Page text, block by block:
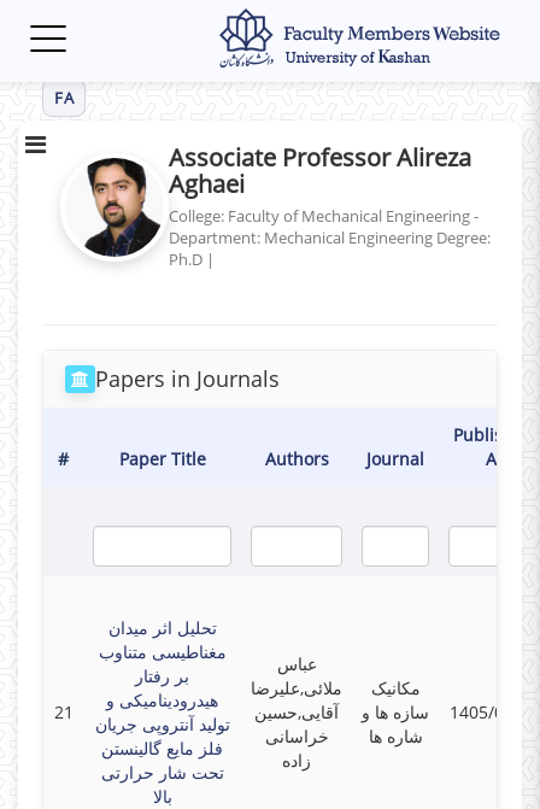
Toggle
FA
Associate Professor Alireza
Aghaei
College: Faculty of Mechanical Engineering -
Department: Mechanical Engineering Degree:
Ph.D |
Papers in Journals
# Paper Title Authors Journal
Published
At
21
تحلیل اثر میدان
مغناطیسی متناوب
بر رفتار
هیدرودینامیکی و
تولید آنتروپی جریان
فلز مایع گالینستن
تحت شار حرارتی
بالا
عباس
ملائی,علیرضا
آقایی,حسین
خراسانی
زاده
مکانیک
سازه ها و
شاره ها
1405/02/13